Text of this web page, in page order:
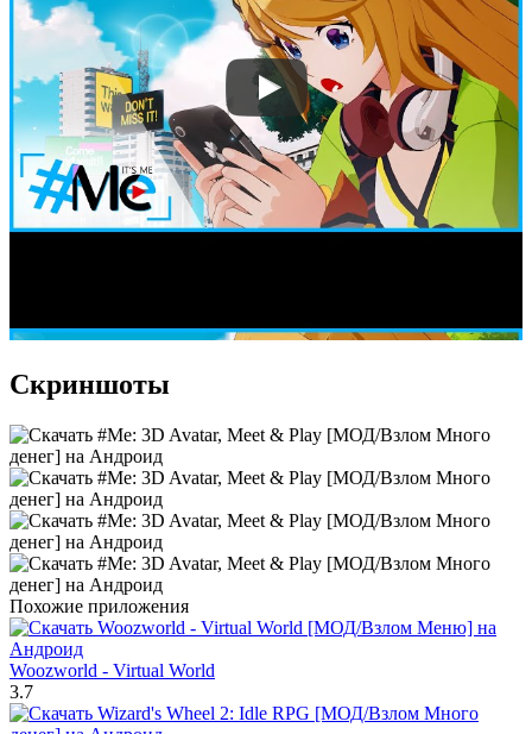
Скриншоты
Похожие приложения
Woozworld - Virtual World
3.7